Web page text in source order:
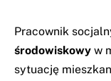
Pracownik
środowiskowy w
sytuację